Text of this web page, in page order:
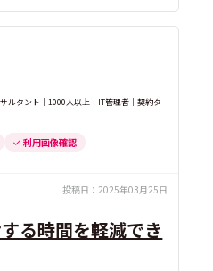
ルタント｜1000人以上｜IT管理者｜契約タ
利用画像確認
投稿日： 2025年03月25日
る時間を軽減でき